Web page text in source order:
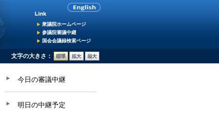
衆議院ホームページ
参議院審議中継
国会会議録検索ページ
文字の大きさ：
今日の審議中継
明日の中継予定